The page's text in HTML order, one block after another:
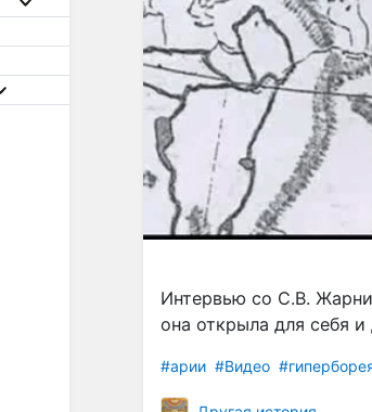
Интервью со С.В.
она открыла для себя
#арии #Видео